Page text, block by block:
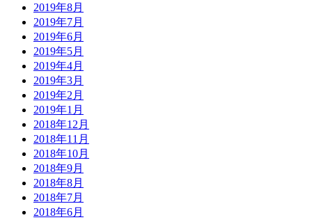
2019年8月
2019年7月
2019年6月
2019年5月
2019年4月
2019年3月
2019年2月
2019年1月
2018年12月
2018年11月
2018年10月
2018年9月
2018年8月
2018年7月
2018年6月